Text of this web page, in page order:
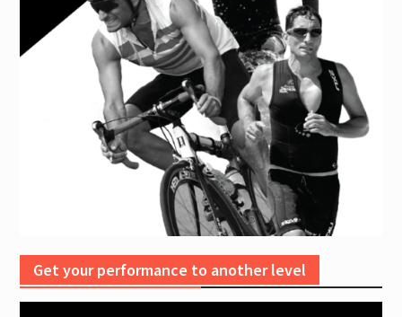
Get your performance to another level